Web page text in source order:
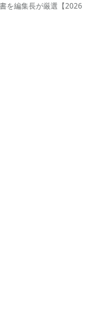
を編集長が厳選【2026